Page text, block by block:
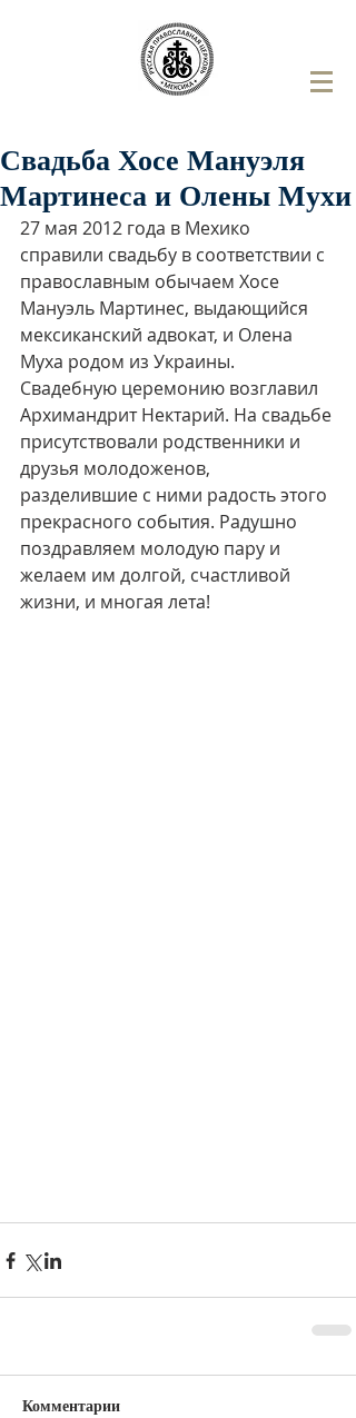
Свадьба Хосе Мануэля
Мартинеса и Олены Мухи
27 мая 2012 года в Мехико
справили свадьбу в соответствии с
православным обычаем Хосе
Мануэль Мартинес, выдающийся
мексиканский адвокат, и Олена
Муха родом из Украины.
Свадебную церемонию возглавил
Архимандрит Нектарий. На свадьбе
присутствовали родственники и
друзья молодоженов,
разделившие с ними радость этого
прекрасного события. Радушно
поздравляем молодую пару и
желаем им долгой, счастливой
жизни, и многая лета!
Комментарии